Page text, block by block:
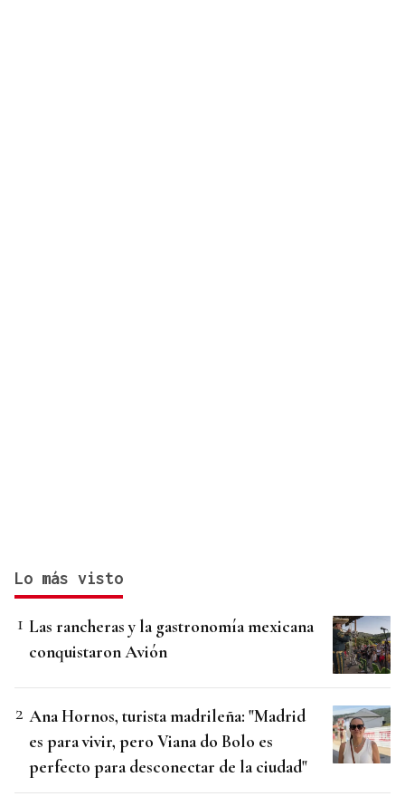
Lo más visto
Las rancheras y la gastronomía mexicana
conquistaron Avión
Ana Hornos, turista madrileña: "Madrid
es para vivir, pero Viana do Bolo es
perfecto para desconectar de la ciudad"